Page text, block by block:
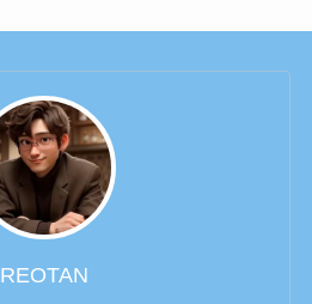
REOTAN